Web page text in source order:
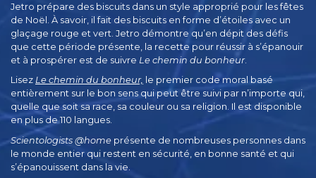
Jetro prépare des biscuits dans un style approprié pour les fêtes
de Noël. À savoir, il fait des biscuits en forme d’étoiles avec un
glaçage rouge et vert. Jetro démontre qu’en dépit des défis
que cette période présente, la recette pour réussir à s’épanouir
et à prospérer est de suivre Le chemin du bonheur.
Lisez Le chemin du bonheur, le premier code moral basé
entièrement sur le bon sens qui peut être suivi par n’importe qui,
quelle que soit sa race, sa couleur ou sa religion. Il est disponible
en plus de 110 langues.
Scientologists @home présente de nombreuses personnes dans
le monde entier qui restent en sécurité, en bonne santé et qui
s’épanouissent dans la vie.